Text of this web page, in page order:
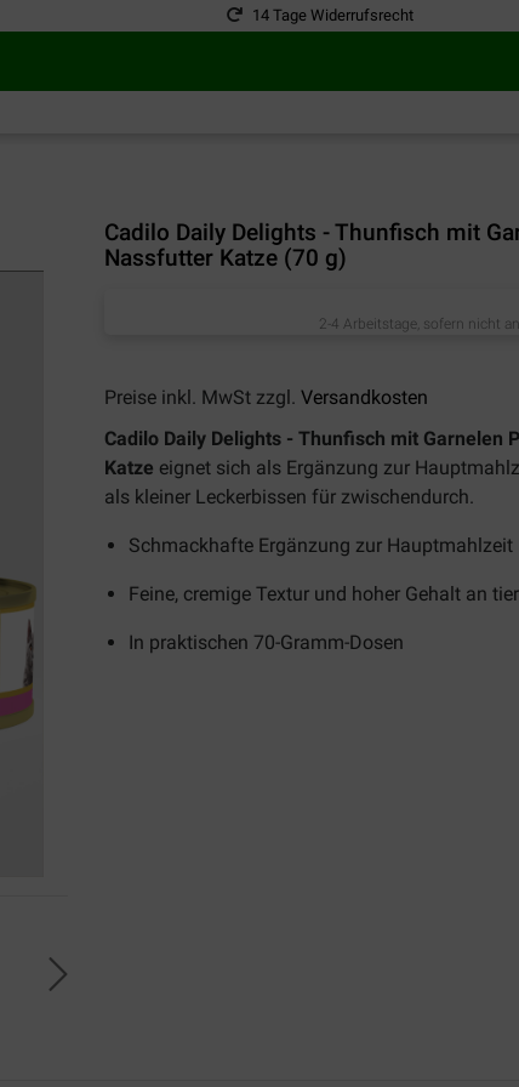
14 Tage Widerrufsrecht
Cadilo Daily Delights - Thunfisch mit
Nassfutter Katze (70 g)
2-4 Arbeitstage, sofern nicht
Preise inkl. MwSt zzgl. Versandkosten
Cadilo Daily Delights - Thunfisch mit Garnelen
Katze eignet sich als Ergänzung zur
als kleiner Leckerbissen für zwischendurch.
Schmackhafte Ergänzung zur Hauptmahlzeit
Feine, cremige Textur und hoher Gehalt an
In praktischen 70-Gramm-Dosen